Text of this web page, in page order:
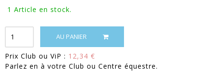
1 Article en stock.
AU PANIER
Prix Club ou ViP : 12,34 €
Parlez en à votre Club ou Centre équestre.